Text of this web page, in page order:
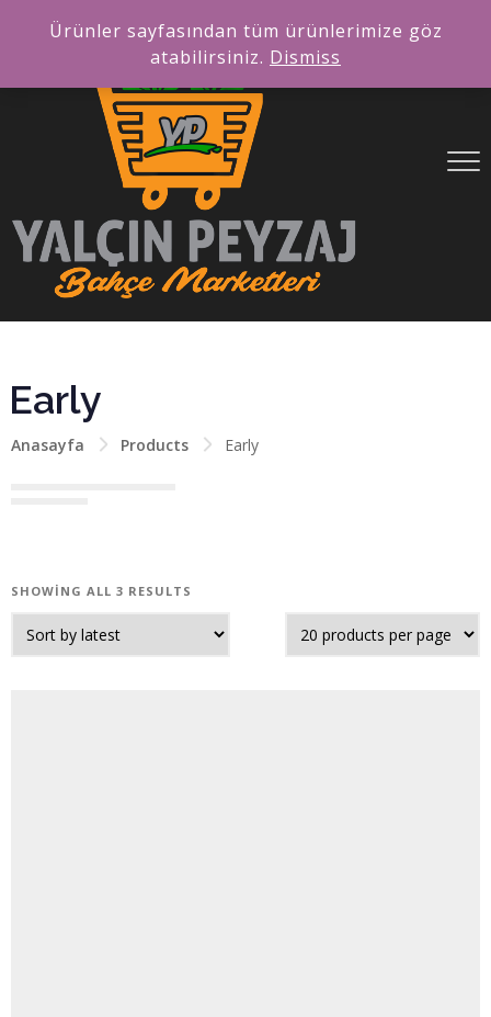
Early
Anasayfa Products Early
SHOWING ALL 3 RESULTS
Ürünler sayfasından tüm ürünlerimize göz
atabilirsiniz. Dismiss